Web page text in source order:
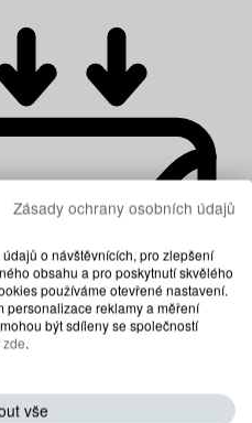
Zásady ochrany osobních údajů
o návštěvnících, pro zlepšení
obsahu a pro poskytnutí skvělého
používáme otevřené nastavení.
personalizace reklamy a měření
být sdíleny se společností
zde.
vše